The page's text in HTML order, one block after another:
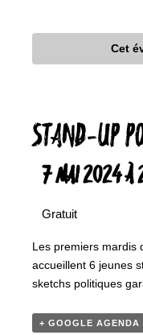
Cet
STAND-UP
7 MAI 2024
Gratuit
Les premiers mardis
accueillent 6 jeunes
sketchs politiques
+ GOOGLE AGENDA